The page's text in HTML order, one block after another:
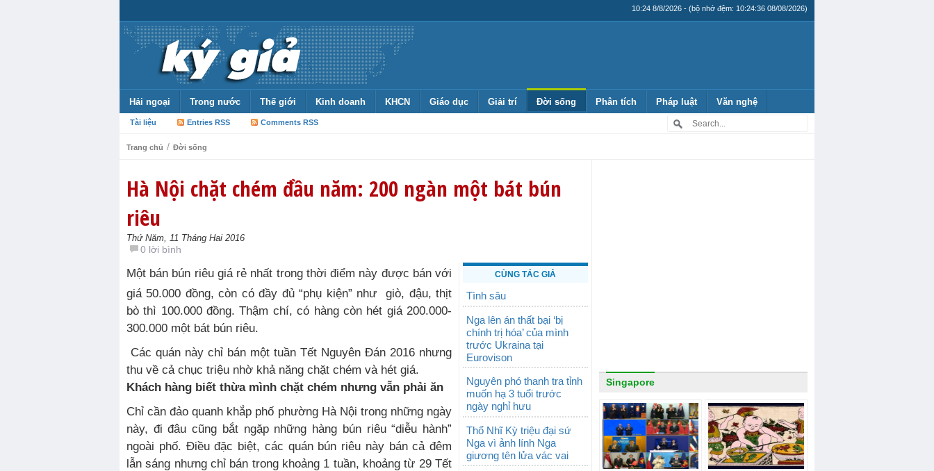
10:24 8/8/2026 - (bộ nhớ đệm: 10:24:36 08/08/2026)
Hải ngoại Trong nước Thế giới Kinh doanh KHCN Giáo dục Giải trí Đời sống Phân tích Pháp luật Văn nghệ
Tài liệu Entries RSS Comments RSS
Trang chủ / Đời sống
Hà Nội chặt chém đầu năm: 200 ngàn một bát bún
riêu
Thứ Năm, 11 Tháng Hai 2016
0 lời bình
Một bán bún riêu giá rẻ nhất trong thời điểm này được bán với
giá 50.000 đồng, còn có đầy đủ “phụ kiện” như giò, đậu, thịt
bò thì 100.000 đồng. Thậm chí, có hàng còn hét giá 200.000-
300.000 một bát bún riêu.
Các quán này chỉ bán một tuần Tết Nguyên Đán 2016 nhưng
thu về cả chục triệu nhờ khả năng chặt chém và hét giá.
Khách hàng biết thừa mình chặt chém nhưng vẫn phải ăn
Chỉ cần đảo quanh khắp phố phường Hà Nội trong những ngày
này, đi đâu cũng bắt ngặp những hàng bún riêu “diễu hành”
ngoài phố. Điều đặc biệt, các quán bún riêu này bán cả đêm
lẫn sáng nhưng chỉ bán trong khoảng 1 tuần, khoảng từ 29 Tết
CÙNG TÁC GIẢ
Tình sâu
Nga lên án thất bại ‘bị
chính trị hóa’ của mình
trước Ukraina tại
Eurovison
Nguyên phó thanh tra tỉnh
muốn hạ 3 tuổi trước
ngày nghỉ hưu
Thổ Nhĩ Kỳ triệu đại sứ
Nga vì ảnh lính Nga
giương tên lửa vác vai
Singapore